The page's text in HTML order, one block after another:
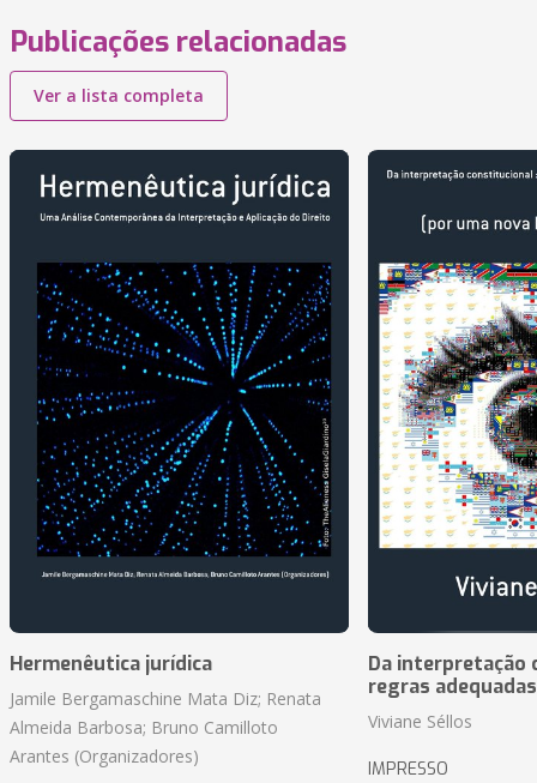
Publicações relacionadas
Ver a lista completa
Hermenêutica jurídica
Jamile Bergamaschine Mata Diz; Renata
Almeida Barbosa; Bruno Camilloto
Arantes (Organizadores)
Da interpretação
regras
Viviane Séllos
IMPRESSO